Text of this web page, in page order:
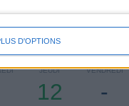
D'OPTIONS
JEUDI
12
VENDREDI
-